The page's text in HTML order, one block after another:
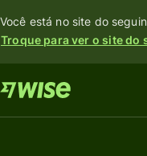
Você está no site do
Troque para ver o site do